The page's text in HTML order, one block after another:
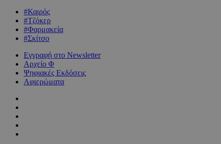
#Καιρός
#Τζόκερ
#Φαρμακεία
#Σκίτσο
Εγγραφή στο Newsletter
Αρχείο Φ
Ψηφιακές Εκδόσεις
Αφιερώματα